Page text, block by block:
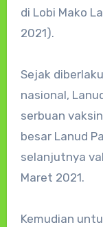
di Lobi Mako
2021).
Sejak
nasional,
serbuan
besar Lanud
selanjutnya
Maret 2021.
Kemudian